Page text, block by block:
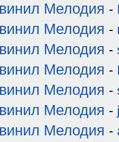
Мелодия -
Мелодия -
Мелодия -
Мелодия -
Мелодия -
Мелодия -
Мелодия -